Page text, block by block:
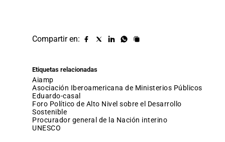
Compartir en:
Compartir
Compartir
Compartir
Compartir
Copiar
Etiquetas relacionadas
aiamp
Asociación Iberoamericana de Ministerios Públicos
eduardo-casal
Foro Político de Alto Nivel sobre el Desarrollo
Sostenible
procurador general de la Nación interino
UNESCO